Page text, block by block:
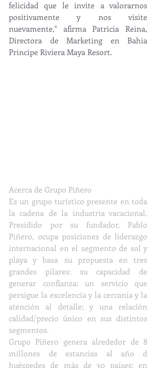
felicidad que le invite a valorarnos
positivamente y nos visite
nuevamente," afirma Patricia Reina,
Directora de Marketing en Bahia
Principe Riviera Maya Resort.
Acerca de Grupo Piñero
Es un grupo turístico presente en toda
la cadena de la industria vacacional.
Presidido por su fundador, Pablo
Piñero, ocupa posiciones de liderazgo
internacional en el segmento de sol y
playa y basa su propuesta en tres
grandes pilares: su capacidad de
generar confianza; un servicio que
persigue la excelencia y la cercanía y la
atención al detalle; y una relación
calidad/precio único en sus distintos
segmentos.
Grupo Piñero genera alrededor de 8
millones de estancias al año d
huéspedes de más de 30 países; en